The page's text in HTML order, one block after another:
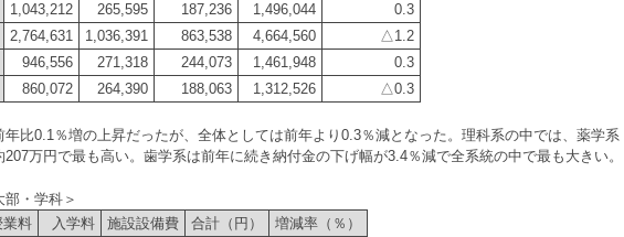
1,043,212 265,595 187,236 1,496,044
0.3
2,764,631 1,036,391 863,538 4,664,560
△1.2
946,556 271,318 244,073 1,461,948
0.3
860,072 264,390 188,063 1,312,526 △0.3
年比0.1％増の上昇だったが、全体としては前年より0.3％減となった。理科系の中では、薬学系
207万円で最も高い。歯学系は前年に続き納付金の下げ幅が3.4％減で全系統の中で最も大きい。
部・学科＞
業料 入学料 施設設備費 合計（円）
増減率（％）